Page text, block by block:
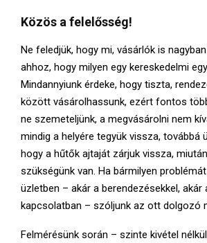
Közös a felelősség!
Ne feledjük, hogy mi, vásárlók is
ahhoz, hogy milyen egy kereskedelmi
Mindannyiunk érdeke, hogy tiszta,
között vásárolhassunk, ezért fontos
ne szemeteljünk, a megvásárolni nem
mindig a helyére tegyük vissza, továbbá
hogy a hűtők ajtaját zárjuk vissza,
szükségünk van. Ha bármilyen
üzletben – akár a berendezésekkel, akár
kapcsolatban – szóljunk az ott dolgozó
Felmérésünk során – szinte kivétel